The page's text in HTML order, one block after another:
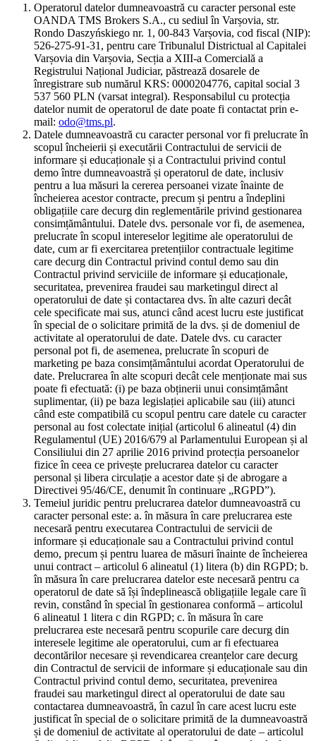
Operatorul datelor dumneavoastră cu caracter personal este
OANDA TMS Brokers S.A., cu sediul în Varșovia, str.
Rondo Daszyńskiego nr. 1, 00-843 Varșovia, cod fiscal (NIP):
526-275-91-31, pentru care Tribunalul Districtual al Capitalei
Varșovia din Varșovia, Secția a XIII-a Comercială a
Registrului Național Judiciar, păstrează dosarele de
înregistrare sub numărul KRS: 0000204776, capital social 3
537 560 PLN (varsat integral). Responsabilul cu protecția
datelor numit de operatorul de date poate fi contactat prin e-
mail: odo@tms.pl.
Datele dumneavoastră cu caracter personal vor fi prelucrate în
scopul încheierii și executării Contractului de servicii de
informare și educaționale și a Contractului privind contul
demo între dumneavoastră și operatorul de date, inclusiv
pentru a lua măsuri la cererea persoanei vizate înainte de
încheierea acestor contracte, precum și pentru a îndeplini
obligațiile care decurg din reglementările privind gestionarea
consimțământului. Datele dvs. personale vor fi, de asemenea,
prelucrate în scopul intereselor legitime ale operatorului de
date, cum ar fi exercitarea pretențiilor contractuale legitime
care decurg din Contractul privind contul demo sau din
Contractul privind serviciile de informare și educaționale,
securitatea, prevenirea fraudei sau marketingul direct al
operatorului de date și contactarea dvs. în alte cazuri decât
cele specificate mai sus, atunci când acest lucru este justificat
în special de o solicitare primită de la dvs. și de domeniul de
activitate al operatorului de date. Datele dvs. cu caracter
personal pot fi, de asemenea, prelucrate în scopuri de
marketing pe baza consimțământului acordat Operatorului de
date. Prelucrarea în alte scopuri decât cele menționate mai sus
poate fi efectuată: (i) pe baza obținerii unui consimțământ
suplimentar, (ii) pe baza legislației aplicabile sau (iii) atunci
când este compatibilă cu scopul pentru care datele cu caracter
personal au fost colectate inițial (articolul 6 alineatul (4) din
Regulamentul (UE) 2016/679 al Parlamentului European și al
Consiliului din 27 aprilie 2016 privind protecția persoanelor
fizice în ceea ce privește prelucrarea datelor cu caracter
personal și libera circulație a acestor date și de abrogare a
Directivei 95/46/CE, denumit în continuare „RGPD”).
Temeiul juridic pentru prelucrarea datelor dumneavoastră cu
caracter personal este: a. în măsura în care prelucrarea este
necesară pentru executarea Contractului de servicii de
informare și educaționale sau a Contractului privind contul
demo, precum și pentru luarea de măsuri înainte de încheierea
unui contract – articolul 6 alineatul (1) litera (b) din RGPD; b.
în măsura în care prelucrarea datelor este necesară pentru ca
operatorul de date să își îndeplinească obligațiile legale care îi
revin, constând în special în gestionarea conformă – articolul
6 alineatul 1 litera c din RGPD; c. în măsura în care
prelucrarea este necesară pentru scopurile care decurg din
interesele legitime ale operatorului, cum ar fi efectuarea
decontărilor necesare și revendicarea creanțelor care decurg
din Contractul de servicii de informare și educaționale sau din
Contractul privind contul demo, securitatea, prevenirea
fraudei sau marketingul direct al operatorului de date sau
contactarea dumneavoastră, în cazul în care acest lucru este
justificat în special de o solicitare primită de la dumneavoastră
și de domeniul de activitate al operatorului de date – articolul